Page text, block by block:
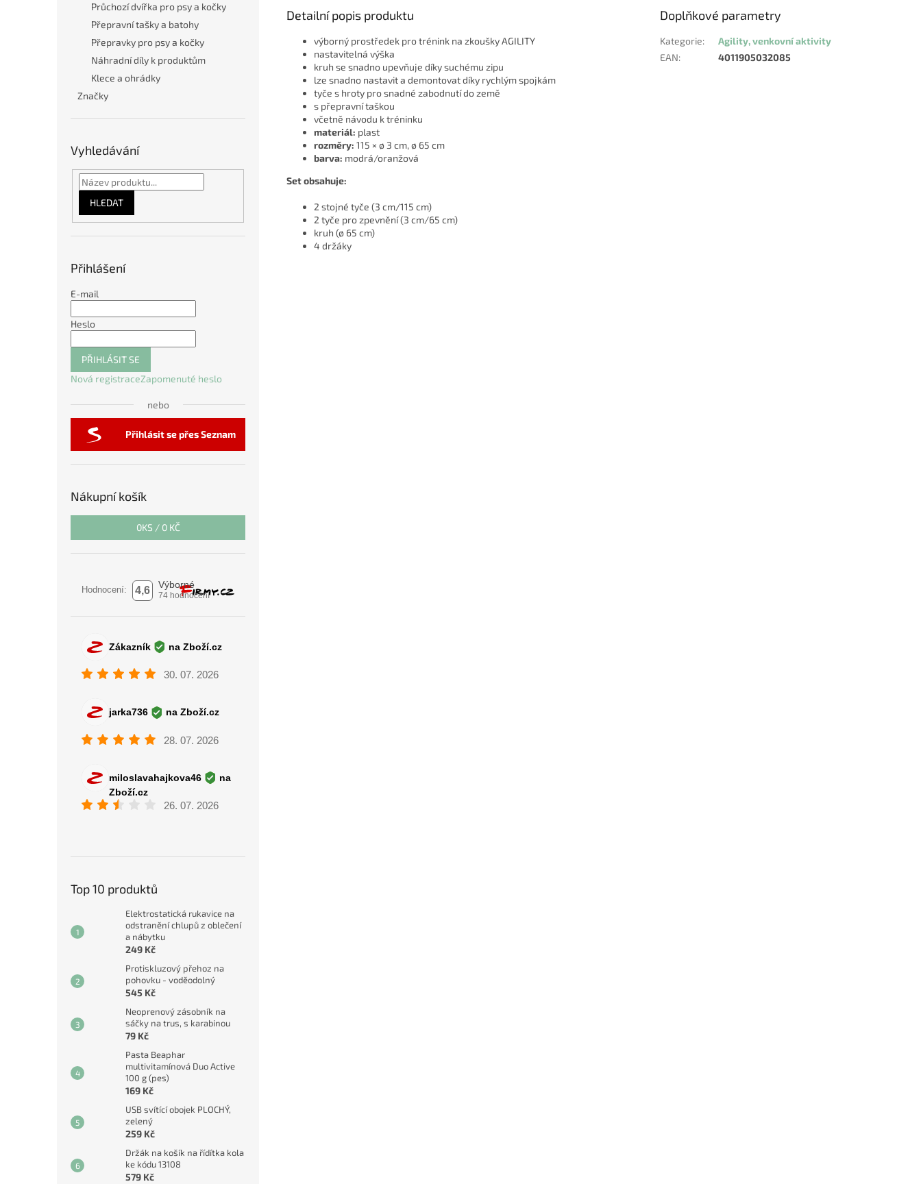
Průchozí dvířka pro psy a kočky
Přepravní tašky a batohy
Přepravky pro psy a kočky
Náhradní díly k produktům
Klece a ohrádky
Značky
Vyhledávání
HLEDAT
Přihlášení
E-mail
Heslo
PŘIHLÁSIT SE
Nová registraceZapomenuté heslo
nebo
Přihlásit se přes Seznam
Nákupní košík
0KS / 0 KČ
Top 10 produktů
Elektrostatická rukavice na
odstranění chlupů z oblečení
a nábytku
249 Kč
Protiskluzový přehoz na
pohovku - voděodolný
545 Kč
Neoprenový zásobník na
sáčky na trus, s karabinou
79 Kč
Pasta Beaphar
multivitamínová Duo Active
100 g (pes)
169 Kč
USB svítící obojek PLOCHÝ,
zelený
259 Kč
Držák na košík na řídítka kola
ke kódu 13108
579 Kč
Detailní popis produktu
výborný prostředek pro trénink na zkoušky AGILITY
nastavitelná výška
kruh se snadno upevňuje díky suchému zipu
lze snadno nastavit a demontovat díky rychlým spojkám
tyče s hroty pro snadné zabodnutí do země
s přepravní taškou
včetně návodu k tréninku
materiál: plast
rozměry: 115 × ø 3 cm, ø 65 cm
barva: modrá/oranžová
Set obsahuje:
2 stojné tyče (3 cm/115 cm)
2 tyče pro zpevnění (3 cm/65 cm)
kruh (ø 65 cm)
4 držáky
Doplňkové parametry
Kategorie:
Agility, venkovní aktivity
EAN: 4011905032085